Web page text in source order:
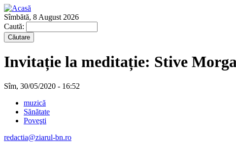
Sîmbătă, 8 August 2026
Caută:
Invitație la meditație: Stive
Sîm, 30/05/2020 - 16:52
muzică
Sănătate
Poveşti
redactia@ziarul-bn.ro